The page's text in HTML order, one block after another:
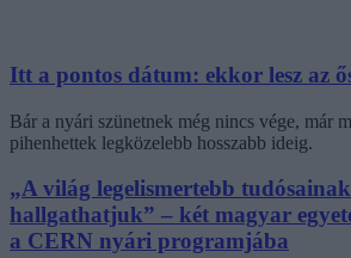
Itt a pontos dátum: ekkor lesz az
Bár a nyári szünetnek még nincs vége, már
pihenhettek legközelebb hosszabb ideig.
„A világ legelismertebb
hallgathatjuk” – két magyar
a CERN nyári programjába